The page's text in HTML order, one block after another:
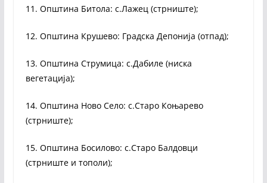
11. Општина Битола: с.Лажец (стрниште);
12. Општина Крушево: Градска Депонија (отпад);
13. Општина Струмица: с.Дабиле (ниска
вегетација);
14. Општина Ново Село: с.Старо Коњарево
(стрниште);
15. Општина Босилово: с.Старо Балдовци
(стрниште и тополи);